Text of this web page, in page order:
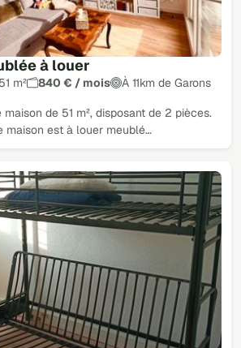
à louer
51 m² 840 € / mois À 11km de Garons
de 51 m², disposant de 2 pièces.
maison est à louer meublé…